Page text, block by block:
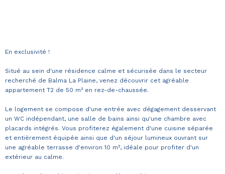
En exclusivité !
Situé au sein d'une résidence calme et sécurisée dans le secteur
recherché de Balma La Plaine, venez découvrir cet agréable
appartement T2 de 50 m² en rez-de-chaussée.
Le logement se compose d'une entrée avec dégagement desservant
un WC indépendant, une salle de bains ainsi qu'une chambre avec
placards intégrés. Vous profiterez également d'une cuisine séparée
et entièrement équipée ainsi que d'un séjour lumineux ouvrant sur
une agréable terrasse d'environ 10 m², idéale pour profiter d'un
extérieur au calme.